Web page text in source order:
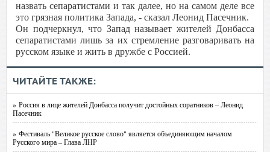
назвать сепаратистами и так далее, но на самом деле все
это грязная политика Запада, - сказал Леонид Пасечник.
Он подчеркнул, что Запад называет жителей Донбасса
сепаратистами лишь за их стремление разговаривать на
русском языке и жить в дружбе с Россией.
ЧИТАЙТЕ ТАКЖЕ:
» Россия в лице жителей Донбасса получит достойных соратников – Леонид
Пасечник
» Фестиваль "Великое русское слово" является объединяющим началом
Русского мира – Глава ЛНР